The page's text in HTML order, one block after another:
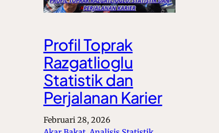
Profil Toprak
Razgatlioglu
Statistik dan
Perjalanan Karier
Februari 28, 2026